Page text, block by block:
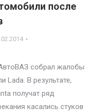
после
собрал жалобы
Lada. В результате,
получат ряд
касались стуков